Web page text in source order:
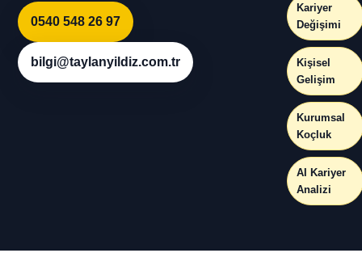
0540 548 26 97
bilgi@taylanyildiz.com.tr
Kariyer
Değişimi
Kişisel
Gelişim
Kurumsal
Koçluk
AI Kariyer
Analizi